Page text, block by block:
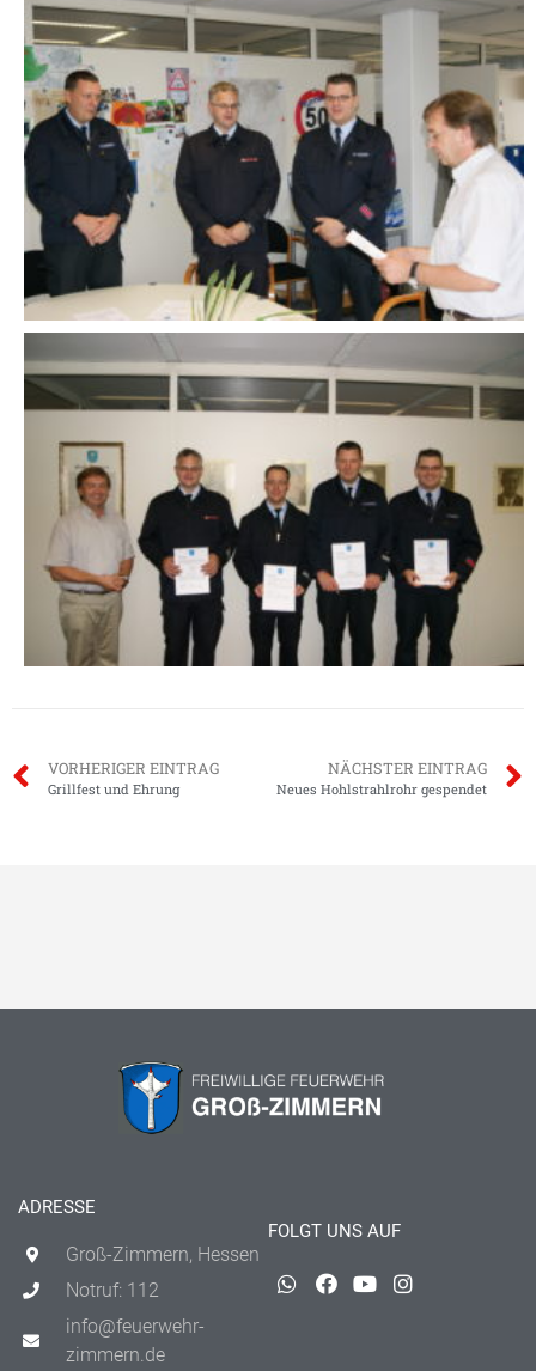
VORHERIGER EINTRAG
Grillfest und Ehrung
NÄCHSTER EINTRAG
Neues Hohlstrahlrohr gespendet
ADRESSE
Groß-Zimmern, Hessen
Notruf: 112
info@feuerwehr-
zimmern.de
FOLGT UNS AUF